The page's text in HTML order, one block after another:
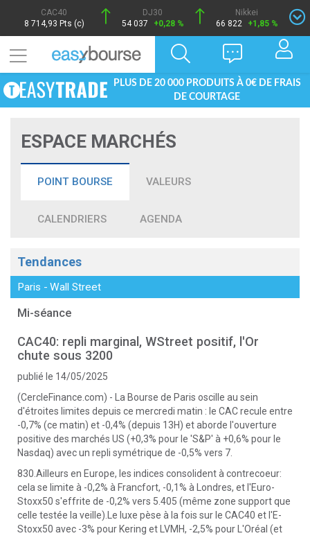
CAC40
8 714,93 Pts (c)
DJ30
54 037
+0,28 %
Nikkei
66 822
+1,85 %
PLUS DE 20 000 PRODUITS À 0€ DE FRAIS
DE COURTAGE
ESPACE MARCHÉS
POINT BOURSE VALEURS
CALENDRIERS AGENDA
Tendances
Paris - Wall Street
Mi-séance
CAC40: repli marginal, WStreet positif, l'Or
chute sous 3200
publié le 14/05/2025
(CercleFinance.com) - La Bourse de Paris oscille au sein
d'étroites limites depuis ce mercredi matin : le CAC recule entre
-0,7% (ce matin) et -0,4% (depuis 13H) et aborde l'ouverture
positive des marchés US (+0,3% pour le 'S&P' à +0,6% pour le
Nasdaq) avec un repli symétrique de -0,5% vers 7.
830.Ailleurs en Europe, les indices consolident à contrecoeur:
cela se limite à -0,2% à Francfort, -0,1% à Londres, et l'Euro-
Stoxx50 s'effrite de -0,2% vers 5.405 (même zone support que
celle testée la veille).Le luxe pèse à la fois sur le CAC40 et l'E-
Stoxx50 avec -3% pour Kering et LVMH, -2,5% pour L'Oréal (et